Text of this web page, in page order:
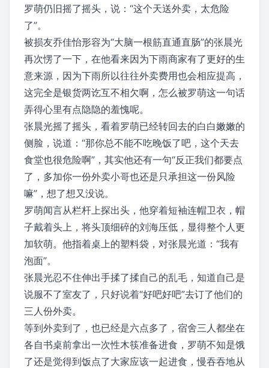
罗萌仍旧摇了摇头，说：“这个天送外卖，太危险
了”。
被损友乔佳怡形容为“大脑一根筋直通直肠”的张晨光
再次愣了一下，在他看来因为下雨商家有了更好的生
意来源，因为下雨所以往往外卖费用也会相应提高，
这完全是银货两讫互不相欠啊，怎么被罗萌这一句话
弄得心里有点隐隐的羞愧呢。
张晨光摇了摇头，看着罗萌已经转回去的白白嫩嫩的
侧脸，说道：“那你总不能不吃晚饭了吧，这个天去
食堂也很危险啊”，其实他还有一句“反正我们都要点
了，多加你一份外卖小哥也还是只承担这一份风险
嘛”，想了想又没说。
罗萌闻言从栏杆上探出头，他穿着短袖连帽卫衣，帽
子戴着头上，将头顶细碎的刘海压低，显得整个人更
加软萌。他指着桌上的塑料袋，对张晨光道：“我有
泡面”。
张晨光忍不住伸出手揉了揉自己的乱毛，知道自己是
说服不了室友了，只好说着“好吧好吧”去订了他们的
三人份外卖。
等到外卖到了，也已经是六点多了，宿舍三人都坐在
各自书桌前拿出一次性木筷准备进食，罗萌不知是饿
了还是觉得到饭点了大家应该一起进食，慢吞吞地从